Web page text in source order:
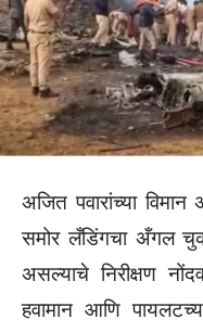
अजित पवारांच्या
समोर लँडिंगचा अँगल
असल्याचे निरीक्षण
हवामान आणि